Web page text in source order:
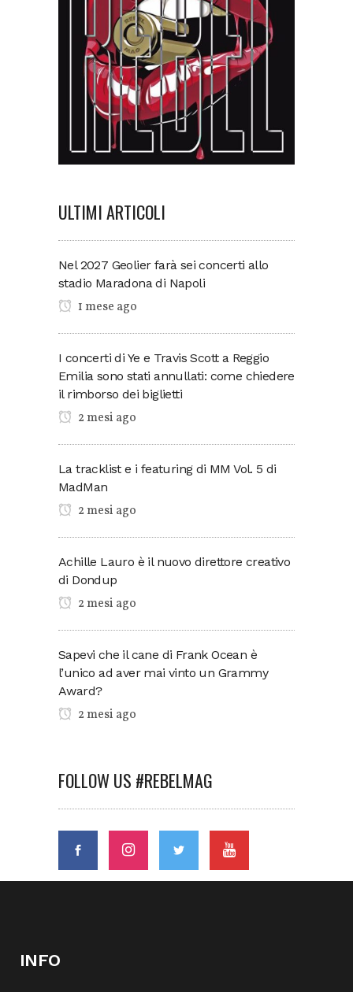
ULTIMI ARTICOLI
Nel 2027 Geolier farà sei concerti allo
stadio Maradona di Napoli
1 mese ago
I concerti di Ye e Travis Scott a Reggio
Emilia sono stati annullati: come chiedere
il rimborso dei biglietti
2 mesi ago
La tracklist e i featuring di MM Vol. 5 di
MadMan
2 mesi ago
Achille Lauro è il nuovo direttore creativo
di Dondup
2 mesi ago
Sapevi che il cane di Frank Ocean è
l’unico ad aver mai vinto un Grammy
Award?
2 mesi ago
FOLLOW US #REBELMAG
INFO